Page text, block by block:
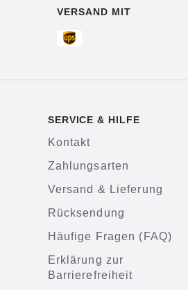
VERSAND MIT
SERVICE & HILFE
Kontakt
Zahlungsarten
Versand & Lieferung
Rücksendung
Häufige Fragen (FAQ)
Erklärung zur
Barrierefreiheit